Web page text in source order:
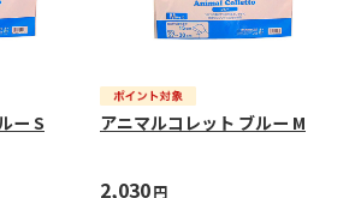
ー S アニマルコレット ブルー M
2,030円